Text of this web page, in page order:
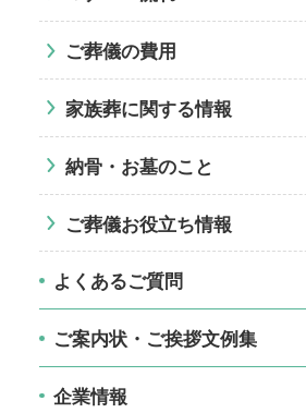
ご葬儀の費用
家族葬に関する情報
納骨・お墓のこと
ご葬儀お役立ち情報
よくあるご質問
ご案内状・ご挨拶文例集
企業情報